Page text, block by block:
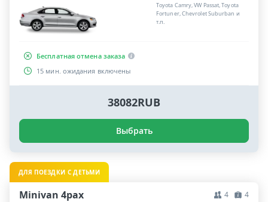
Toyota Camry, VW Passat, Toyota
Fortuner, Chevrolet Suburban и
т.п.
Бесплатная отмена заказа
15 мин. ожидания включены
38082RUB
Выбрать
ДЛЯ ПОЕЗДКИ С ДЕТЬМИ
Minivan 4pax 4 4